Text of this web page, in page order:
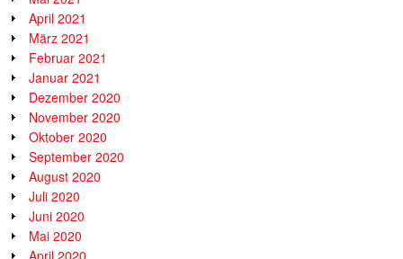
April 2021
März 2021
Februar 2021
Januar 2021
Dezember 2020
November 2020
Oktober 2020
September 2020
August 2020
Juli 2020
Juni 2020
Mai 2020
April 2020